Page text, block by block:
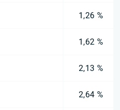
1,26 %
1,62 %
2,13 %
2,64 %